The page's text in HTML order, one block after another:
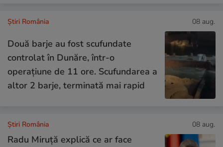
Știri România 08 aug.
Două barje au fost scufundate
controlat în Dunăre, într-o
operațiune de 11 ore. Scufundarea a
altor 2 barje, terminată mai rapid
Știri România 08 aug.
Radu Miruță explică ce ar face